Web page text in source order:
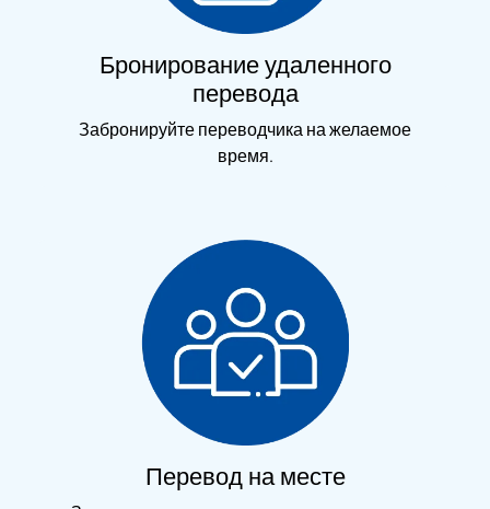
Бронирование удаленного
перевода
Забронируйте переводчика на желаемое
время.
Перевод на месте